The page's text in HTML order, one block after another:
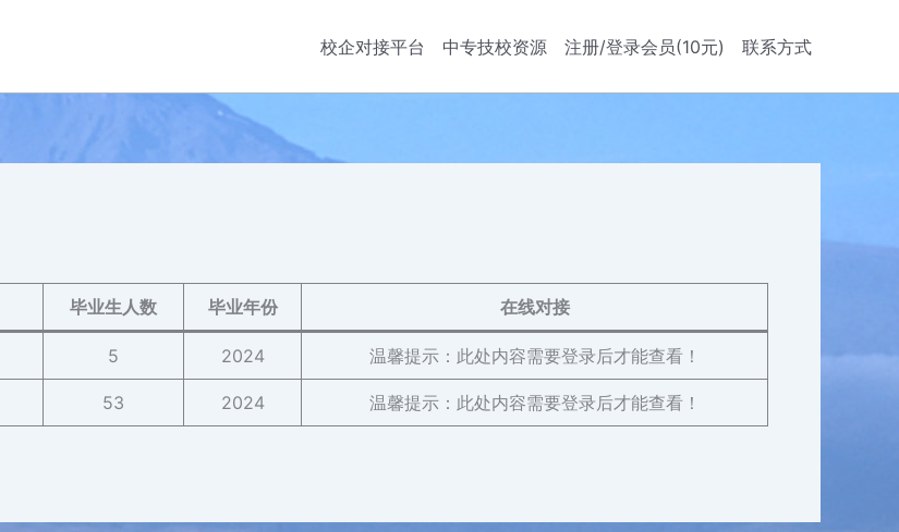
校企对接平台 中专技校资源 注册/登录会员(10元) 联系方式
毕业生人数 毕业年份 在线对接
5 2024 温馨提示：此处内容需要登录后才能查看！
53 2024 温馨提示：此处内容需要登录后才能查看！